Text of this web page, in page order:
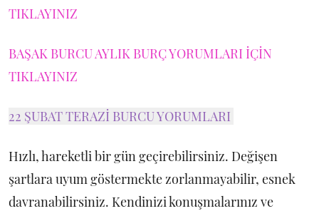
TIKLAYINIZ
BAŞAK BURCU AYLIK BURÇ YORUMLARI İÇİN
TIKLAYINIZ
22 ŞUBAT TERAZİ BURCU YORUMLARI
Hızlı, hareketli bir gün geçirebilirsiniz. Değişen
şartlara uyum göstermekte zorlanmayabilir, esnek
davranabilirsiniz. Kendinizi konuşmalarınız ve